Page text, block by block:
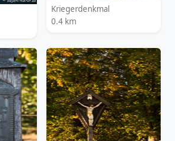
Kriegerdenkmal
0.4 km